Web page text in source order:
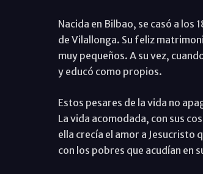
Nacida en Bilbao, se casó a los
de Vilallonga. Su feliz
muy pequeños. A su vez,
y educó como propios.
Estos pesares de la vida no
La vida acomodada, con sus
ella crecía el amor a Jesucristo
con los pobres que acudían en